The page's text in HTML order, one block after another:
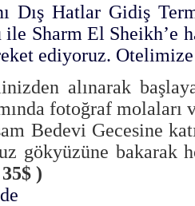
Dış Hatlar Gidiş
ile Sharm El Sheikh’e
ediyoruz.
alınarak
fotoğraf
Bedevi Gecesine
gökyüzüne bakarak
)